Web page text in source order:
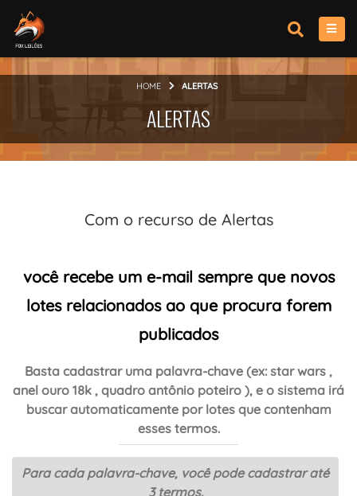
HOME ALERTAS
ALERTAS
Com o recurso de Alertas
você recebe um e-mail sempre que novos
lotes relacionados ao que procura forem
publicados
Basta cadastrar uma palavra-chave (ex: star wars ,
anel ouro 18k , quadro antônio poteiro ), e o sistema irá
buscar automaticamente por lotes que contenham
esses termos.
Para cada palavra-chave, você pode cadastrar até
3 termos.